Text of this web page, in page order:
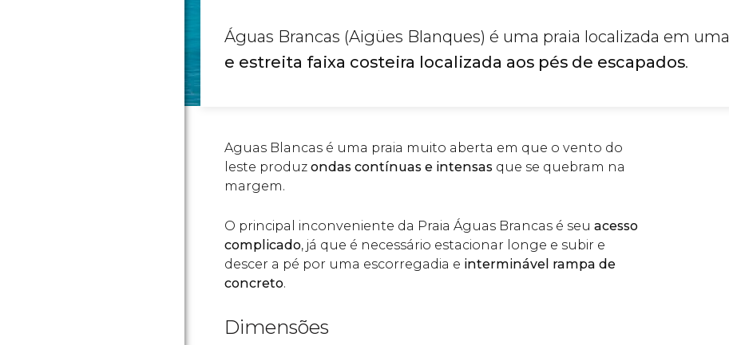
Águas Brancas (Aigües Blanques) é uma praia localizada em uma
e estreita faixa costeira localizada aos pés de escapados.
Aguas Blancas é uma praia muito aberta em que o vento do
leste produz ondas contínuas e intensas que se quebram na
margem.
O principal inconveniente da Praia Águas Brancas é seu acesso
complicado, já que é necessário estacionar longe e subir e
descer a pé por uma escorregadia e interminável rampa de
concreto.
Dimensões